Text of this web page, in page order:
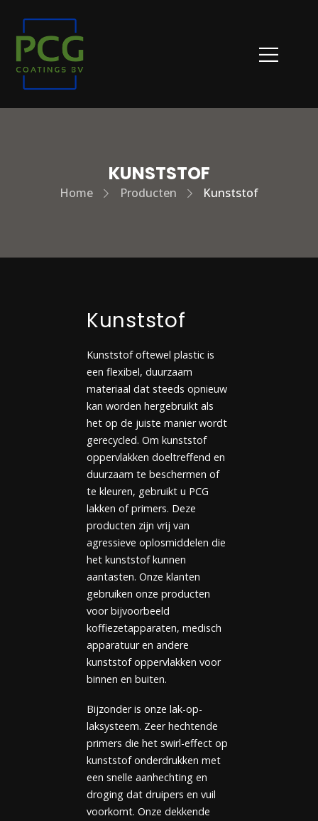
KUNSTSTOF
Home Producten Kunststof
Kunststof
Kunststof oftewel plastic is
een flexibel, duurzaam
materiaal dat steeds opnieuw
kan worden hergebruikt als
het op de juiste manier wordt
gerecycled. Om kunststof
oppervlakken doeltreffend en
duurzaam te beschermen of
te kleuren, gebruikt u PCG
lakken of primers. Deze
producten zijn vrij van
agressieve oplosmiddelen die
het kunststof kunnen
aantasten. Onze klanten
gebruiken onze producten
voor bijvoorbeeld
koffiezetapparaten, medisch
apparatuur en andere
kunststof oppervlakken voor
binnen en buiten.
Bijzonder is onze lak-op-
laksysteem. Zeer hechtende
primers die het swirl-effect op
kunststof onderdrukken met
een snelle aanhechting en
droging dat druipers en vuil
voorkomt. Onze dekkende